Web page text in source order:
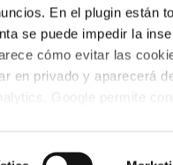
En el plugin están
se puede impedir la
cómo evitar las
en privado y aparecerá
Google permite